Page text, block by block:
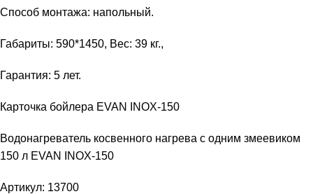
Способ монтажа: напольный.
Габариты: 590*1450, Вес: 39 кг.,
Гарантия: 5 лет.
Карточка бойлера EVAN INOX-150
Водонагреватель косвенного нагрева с одним змеевиком
150 л EVAN INOX-150
Артикул: 13700